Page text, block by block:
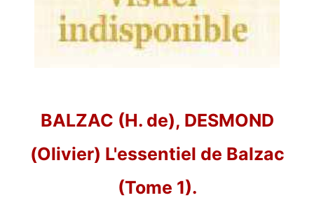
BALZAC (H. de), DESMOND
(Olivier) L'essentiel de Balzac
(Tome 1).